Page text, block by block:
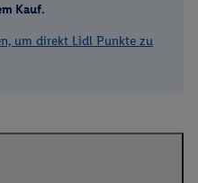
Kauf.
um direkt Lidl Punkte zu